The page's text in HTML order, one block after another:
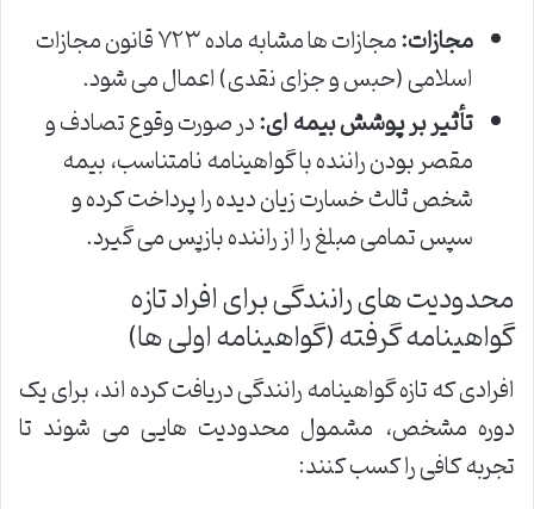
مجازات:
مجازات ها مشابه ماده ۷۲۳ قانون مجازات
اسلامی (حبس و جزای نقدی) اعمال می شود.
تأثیر بر پوشش بیمه ای:در صورت وقوع تصادف و
مقصر بودن راننده با گواهینامه نامتناسب، بیمه
شخص ثالث خسارت زیان دیده را پرداخت کرده و
سپس تمامی مبلغ را از راننده بازپس می گیرد.
محدودیت های رانندگی برای افراد تازه
گواهینامه گرفته (گواهینامه اولی ها)
افرادی که تازه گواهینامه رانندگی دریافت کرده اند، برای یک
دوره مشخص، مشمول محدودیت هایی می شوند تا
تجربه کافی را کسب کنند: